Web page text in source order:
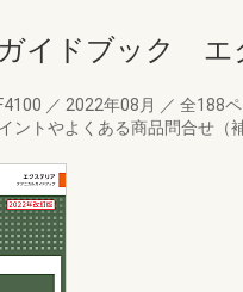
イドブック エ
／ 2022年08月 ／ 全188
ントやよくある商品問合せ（